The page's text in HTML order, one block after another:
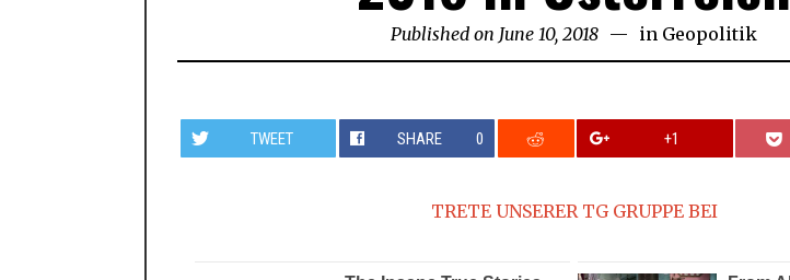
Published on June 10, 2018 June
10,
in Geopolitik
TWEET SHARE 0 +1
TRETE UNSERER TG GRUPPE BEI